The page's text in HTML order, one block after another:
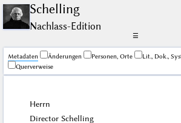
Schelling
Nachlass-Edition
☰
Me­ta­da­ten Änderungen Personen, Orte Lit., Dok.,
Querverweise
Herrn
Director Schelling